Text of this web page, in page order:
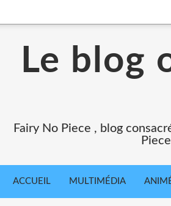
Le blog
Fairy No Piece , blog
ACCUEIL MULTIMÉDIA